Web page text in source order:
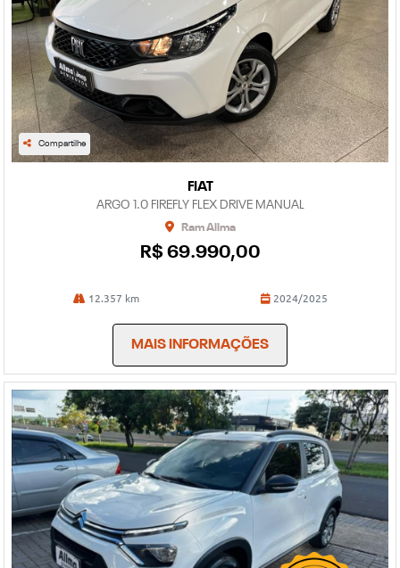
Compartilhe
FIAT
ARGO 1.0 FIREFLY FLEX DRIVE MANUAL
Ram Allma
R$ 69.990,00
12.357 km 2024/2025
MAIS INFORMAÇÕES